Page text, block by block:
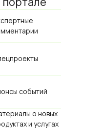
событий
о новых
и услугах